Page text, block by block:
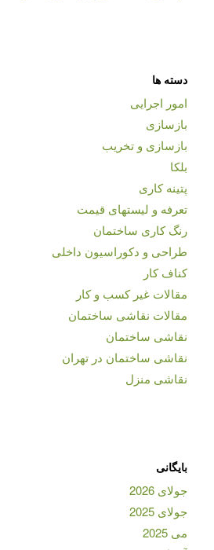
دسته ها
امور اجرایی
بازسازی
بازسازی و تخریب
بلکا
پتینه کاری
تعرفه و لیستهای قیمت
رنگ کاری ساختمان
طراحی و دکوراسیون داخلی
کناف کار
مقالات غیر کسب و کار
مقالات نقاشی ساختمان
نقاشی ساختمان
نقاشی ساختمان در تهران
نقاشی منزل
بایگانی
جولای 2026
جولای 2025
می 2025